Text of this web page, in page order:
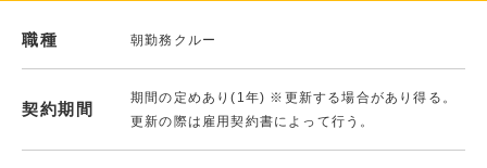
職種 朝勤務クルー
契約期間
期間の定めあり(1年) ※更新する場合があり得る。
更新の際は雇用契約書によって行う。